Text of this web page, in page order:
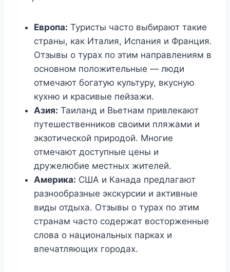
Европа: Туристы часто выбирают такие
страны, как Италия, Испания и Франция.
Отзывы о турах по этим направлениям в
основном положительные — люди
отмечают богатую культуру, вкусную
кухню и красивые пейзажи.
Азия: Таиланд и Вьетнам привлекают
путешественников своими пляжами и
экзотической природой. Многие
отмечают доступные цены и
дружелюбие местных жителей.
Америка: США и Канада предлагают
разнообразные экскурсии и активные
виды отдыха. Отзывы о турах по этим
странам часто содержат восторженные
слова о национальных парках и
впечатляющих городах.